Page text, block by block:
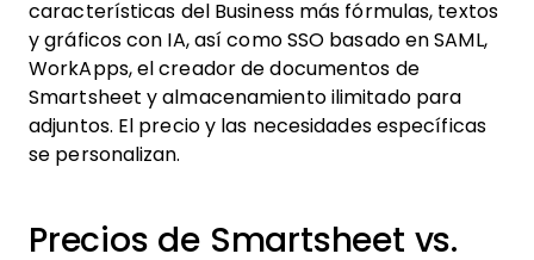
características del Business más fórmulas, textos
y gráficos con IA, así como SSO basado en SAML,
WorkApps, el creador de documentos de
Smartsheet y almacenamiento ilimitado para
adjuntos. El precio y las necesidades específicas
se personalizan.
Precios de Smartsheet vs.